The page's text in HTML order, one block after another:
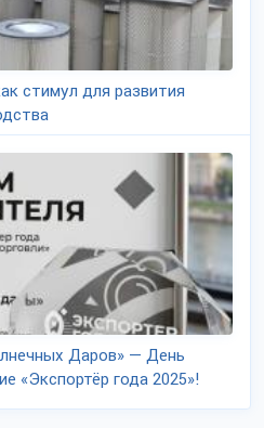
стимул для развития
Даров» — День
«Экспортёр года 2025»!